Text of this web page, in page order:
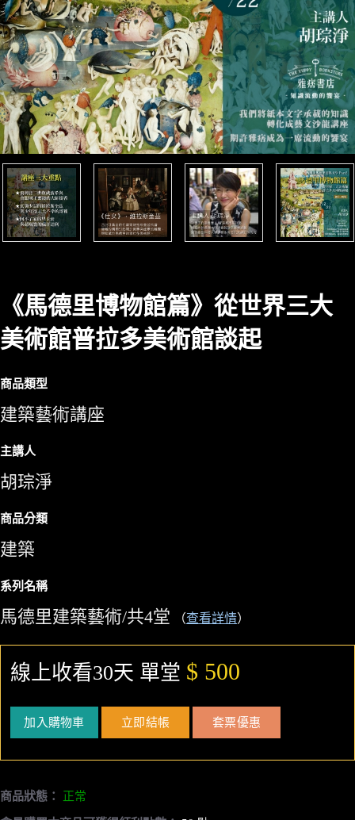
《馬德里博物館篇》從世界三大
美術館普拉多美術館談起
商品類型
建築藝術講座
主講人
胡琮淨
商品分類
建築
系列名稱
馬德里建築藝術/共4堂 （查看詳情）
線上收看30天 單堂 $ 500
加入購物車 立即結帳 套票優惠
商品狀態： 正常